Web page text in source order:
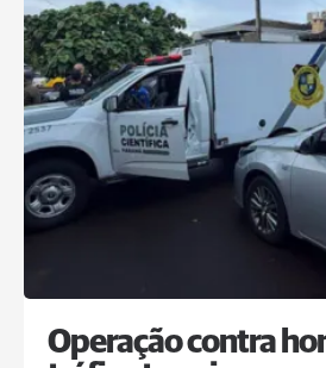
Operação contra